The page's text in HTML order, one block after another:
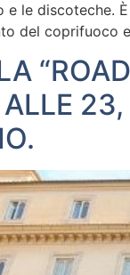
e le discoteche.
del